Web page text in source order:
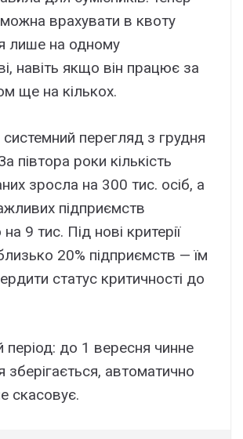
врахувати в квоту
лише на одному
навіть якщо він працює за
ще на кількох.
перегляд з грудня
півтора роки кількість
зросла на 300 тис. осіб, а
підприємств
9 тис. Під нові критерії
20% підприємств — їм
статус критичності до
період: до 1 вересня чинне
автоматично
скасовує.